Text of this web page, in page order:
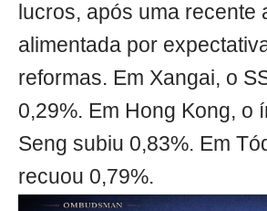
lucros, após uma recente
alimentada por
reformas. Em Xangai, o
0,29%. Em Hong Kong, o
Seng subiu 0,83%. Em
recuou 0,79%.